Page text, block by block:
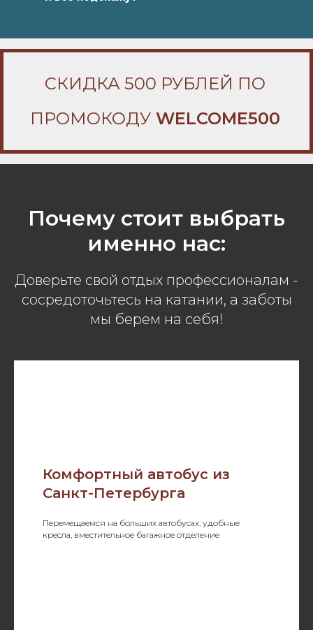
СКИДКА 500 РУБЛЕЙ ПО
ПРОМОКОДУWELCOME500
Почему стоит выбрать
именно нас:
Доверьте свой отдых профессионалам -
сосредоточьтесь на катании, а заботы
мы берем на себя!
Комфортный автобус из
Санкт-Петербурга
Перемещаемся на больших автобусах: удобные
кресла, вместительное багажное отделение